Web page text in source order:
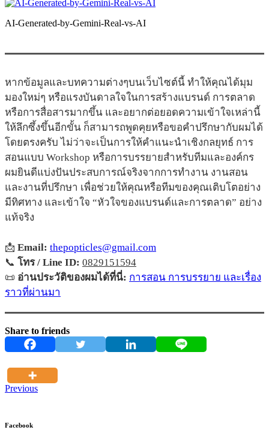
AI-Generated-by-Gemini-Real-vs-AI
หากข้อมูลและบทความต่างๆบนเว็บไซต์นี้ ทำให้คุณได้มุม
มองใหม่ๆ หรือแรงบันดาลใจในการสร้างแบรนด์ การตลาด
หรือการสื่อสารมากขึ้น และอยากต่อยอดความเข้าใจเหล่านี้
ให้ลึกซึ้งขึ้นอีกขั้น ก็สามารถพูดคุยหรือขอคำปรึกษากับผมได้
โดยตรงครับ ไม่ว่าจะเป็นการให้คำแนะนำเชิงกลยุทธ์ การ
สอนแบบ Workshop หรือการบรรยายสำหรับทีมและองค์กร
ผมยินดีแบ่งปันประสบการณ์จริงจากการทำงาน งานสอน
และงานที่ปรึกษา เพื่อช่วยให้คุณหรือทีมของคุณเติบโตอย่าง
มีทิศทาง และเข้าใจ “หัวใจของแบรนด์และการตลาด” อย่าง
แท้จริง
📩 Email: thepopticles@gmail.com
📞 โทร / Line ID: 0829151594
📜 อ่านประวัติของผมได้ที่นี่: การสอน การบรรยาย และเรื่อง
ราวที่ผ่านมา
Share to friends
Previous
Facebook